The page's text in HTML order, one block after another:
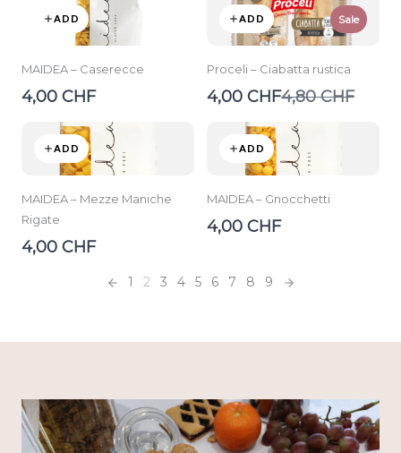
ADD
MAIDEA – Caserecce
4,00 CHF
ADD Sale
Proceli – Ciabatta rustica
4,00 CHFCompare
4,80 CHF
ADD
MAIDEA – Mezze Maniche
Rigate
4,00 CHF
ADD
MAIDEA – Gnocchetti
4,00 CHF
Previous
1 2 3 4 5 6 7 8 9
Next